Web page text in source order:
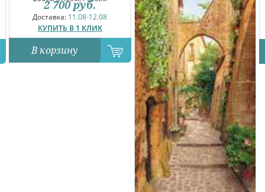
Доставка: 11.08-12.08
КУПИТЬ В 1 КЛИК
2 700 руб.
В корзину